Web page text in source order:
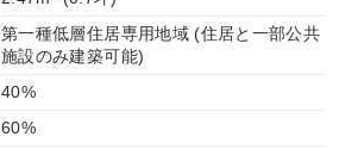
第一種低層住居専用地域 (住居と一部公共
施設のみ建築可能)
40%
60%